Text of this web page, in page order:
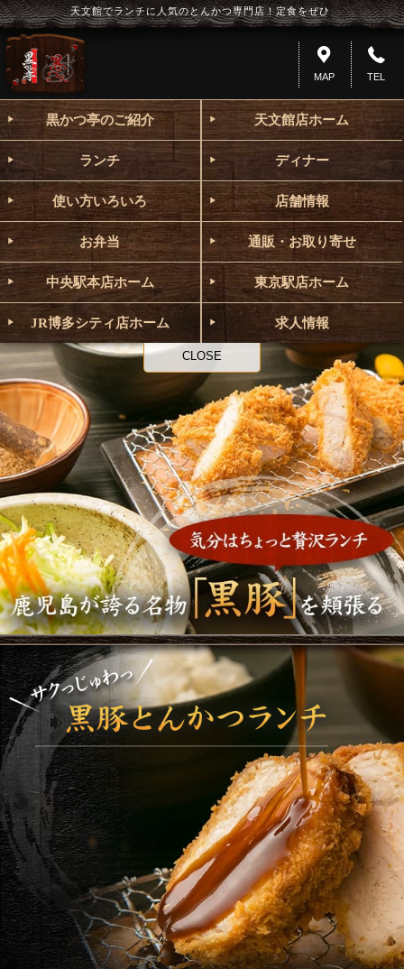
天文館でランチに人気のとんかつ専門店！定食をぜひ
MAP TEL
黒かつ亭のご紹介 天文館店ホーム
ランチ ディナー
使い方いろいろ 店舗情報
お弁当 通販・お取り寄せ
中央駅本店ホーム 東京駅店ホーム
JR博多シティ店ホーム 求人情報